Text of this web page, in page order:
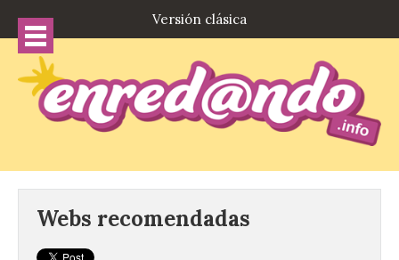
Versión clásica
Webs recomendadas